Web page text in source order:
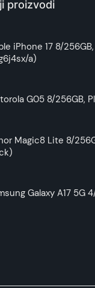
i fotografije
proizvodi
iPhone 17 8/
a)
G05 8/256GB,
Magic8 Lite 8/
Galaxy A17 5G